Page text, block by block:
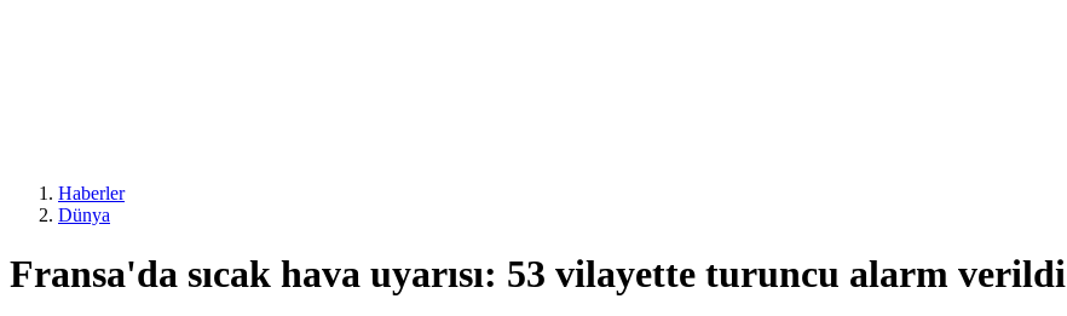
Haberler
Dünya
Fransa'da sıcak hava uyarısı: 53 vilayette turuncu alarm verildi